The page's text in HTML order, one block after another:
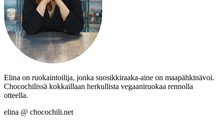
Elina on ruokaintoilija, jonka suosikkiraaka-aine on maapähkinävoi.
Chocochilissä kokkaillaan herkullista vegaaniruokaa rennolla
otteella.
elina @ chocochili.net